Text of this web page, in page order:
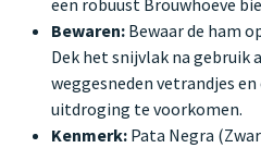
een robuust Brouwhoeve
Bewaren: Bewaar de ham
Dek het snijvlak na gebruik
weggesneden vetrandjes
uitdroging te voorkomen.
Kenmerk: Pata Negra